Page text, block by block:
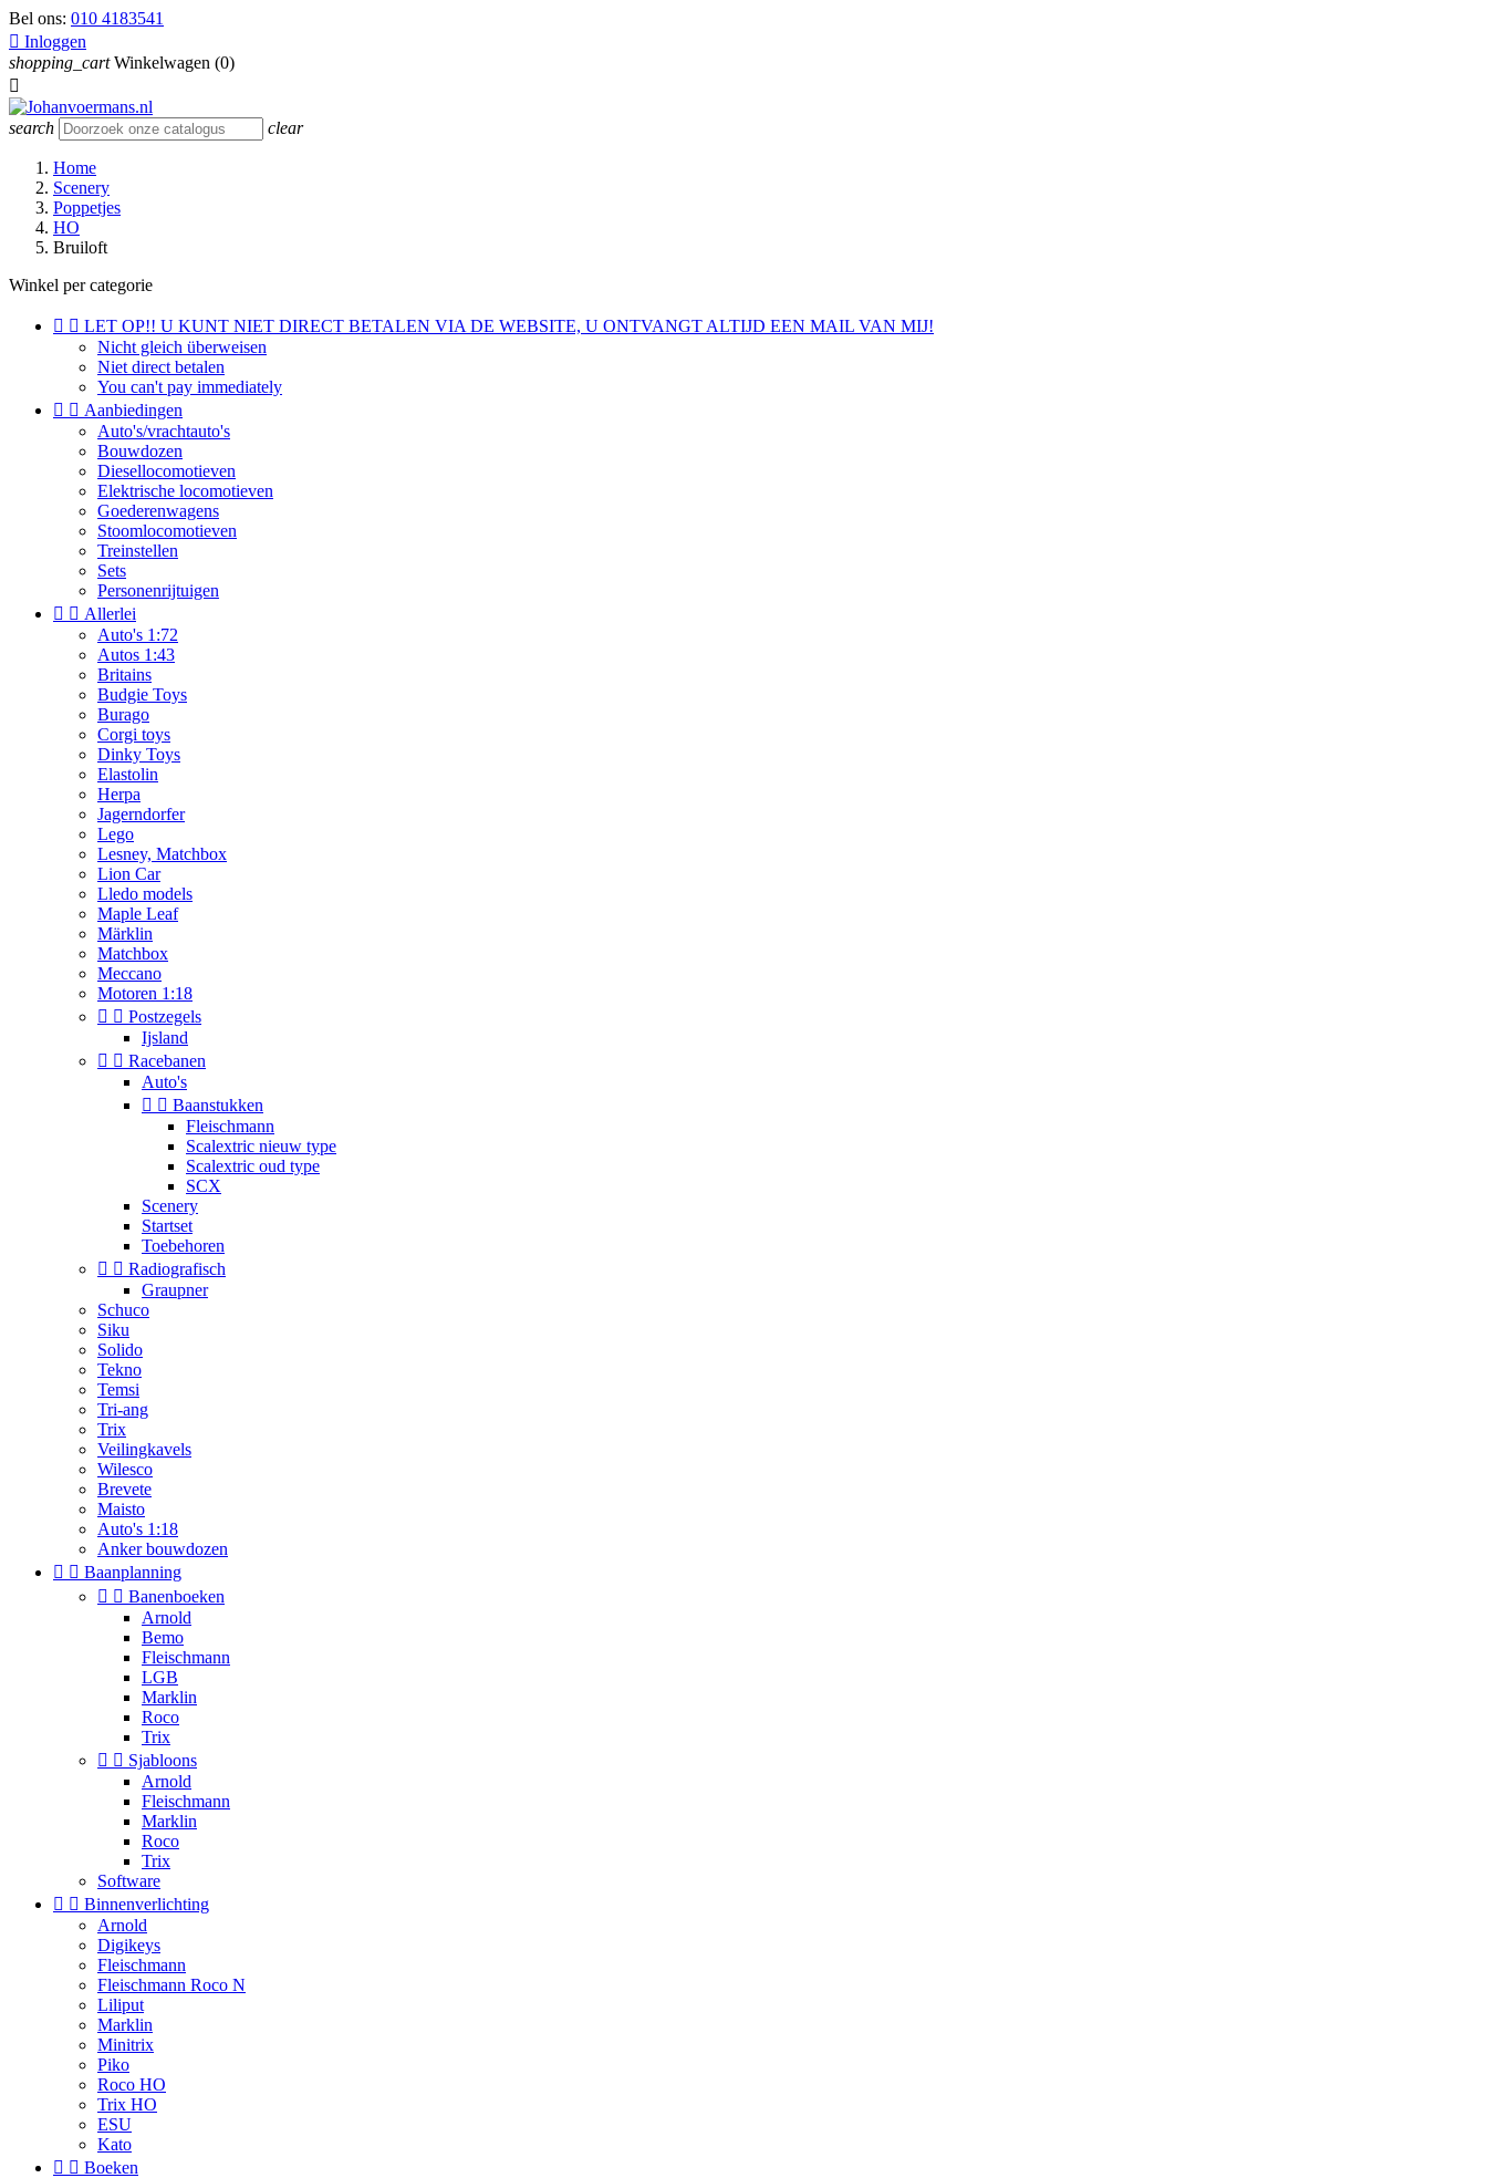
Bel ons: 010 4183541
 Inloggen
shopping_cart Winkelwagen (0)

search clear
Home
Scenery
Poppetjes
HO
Bruiloft
Winkel per categorie
  LET OP!! U KUNT NIET DIRECT BETALEN VIA DE WEBSITE, U ONTVANGT ALTIJD EEN MAIL VAN MIJ!
Nicht gleich überweisen
Niet direct betalen
You can't pay immediately
  Aanbiedingen
Auto's/vrachtauto's
Bouwdozen
Diesellocomotieven
Elektrische locomotieven
Goederenwagens
Stoomlocomotieven
Treinstellen
Sets
Personenrijtuigen
  Allerlei
Auto's 1:72
Autos 1:43
Britains
Budgie Toys
Burago
Corgi toys
Dinky Toys
Elastolin
Herpa
Jagerndorfer
Lego
Lesney, Matchbox
Lion Car
Lledo models
Maple Leaf
Märklin
Matchbox
Meccano
Motoren 1:18
  Postzegels
Ijsland
  Racebanen
Auto's
  Baanstukken
Fleischmann
Scalextric nieuw type
Scalextric oud type
SCX
Scenery
Startset
Toebehoren
  Radiografisch
Graupner
Schuco
Siku
Solido
Tekno
Temsi
Tri-ang
Trix
Veilingkavels
Wilesco
Brevete
Maisto
Auto's 1:18
Anker bouwdozen
  Baanplanning
  Banenboeken
Arnold
Bemo
Fleischmann
LGB
Marklin
Roco
Trix
  Sjabloons
Arnold
Fleischmann
Marklin
Roco
Trix
Software
  Binnenverlichting
Arnold
Digikeys
Fleischmann
Fleischmann Roco N
Liliput
Marklin
Minitrix
Piko
Roco HO
Trix HO
ESU
Kato
  Boeken